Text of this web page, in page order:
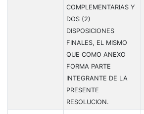
COMPLEMENTARIAS Y
DOS (2)
DISPOSICIONES
FINALES, EL MISMO
QUE COMO ANEXO
FORMA PARTE
INTEGRANTE DE LA
PRESENTE
RESOLUCION.